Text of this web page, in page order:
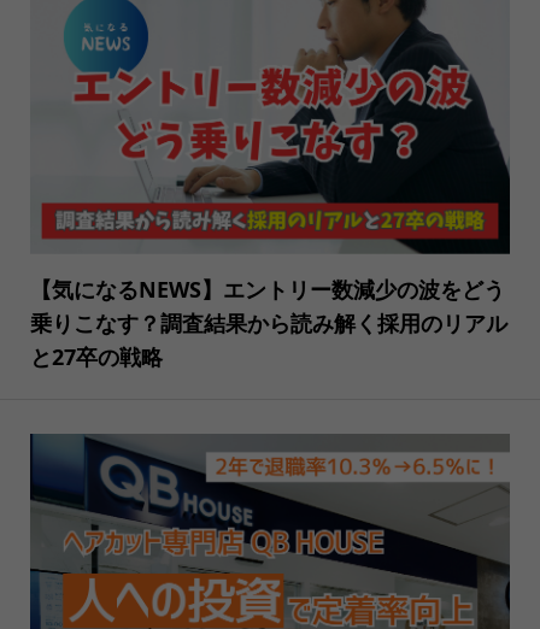
【気になるNEWS】エントリー数減少の波をどう
乗りこなす？調査結果から読み解く採用のリアル
と27卒の戦略